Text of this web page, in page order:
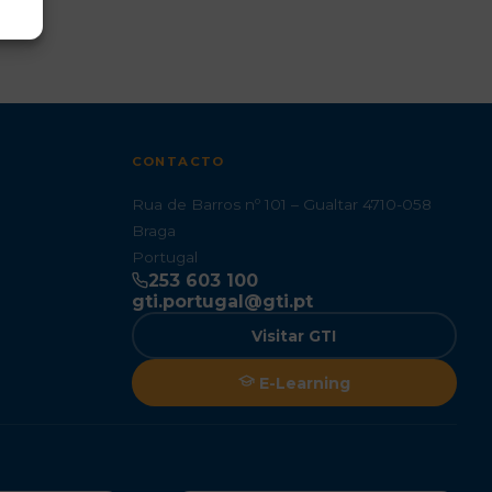
CONTACTO
Rua de Barros nº 101 – Gualtar 4710-058
Braga
Portugal
253 603 100
gti.portugal@gti.pt
Visitar GTI
E-Learning